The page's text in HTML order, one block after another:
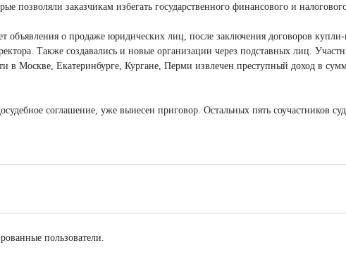
позволяли заказчикам избегать государственного финансового и
объявления о продаже юридических лиц, после заключения договоров
Также создавались и новые организации через подставных лиц.
в Москве, Екатеринбурге, Кургане, Перми извлечен преступный доход в
соглашение, уже вынесен приговор. Остальных пять соучастников
пользователи.